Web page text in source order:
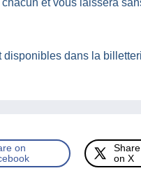
et vous laissera
dans la
on
Share
on X